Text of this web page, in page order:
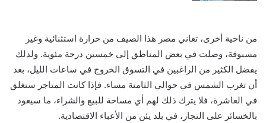
من ناحية أخرى، تعاني مصر هذا الصيف من حرارة استثنائية وغير
مسبوقة، وصلت في بعض المناطق إلى خمسين درجة مئوية. ولذلك
يفضل الكثير من الراغبين في التسوق الخروج في ساعات الليل، بعد
أن تغرب الشمس في حوالي الثامنة مساء. فإذا كانت المتاجر ستغلق
في العاشرة، فلا يترك ذلك لهم أي مساحة للبيع والشراء، ما سيعود
بالخسائر على التجار، في بلد يئن من الأعباء الاقتصادية.